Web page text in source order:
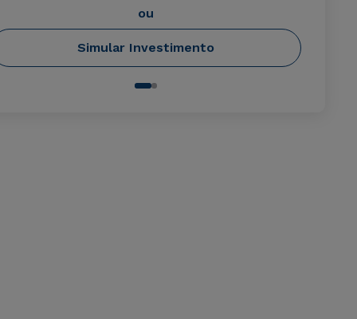
ou
Simular Investimento